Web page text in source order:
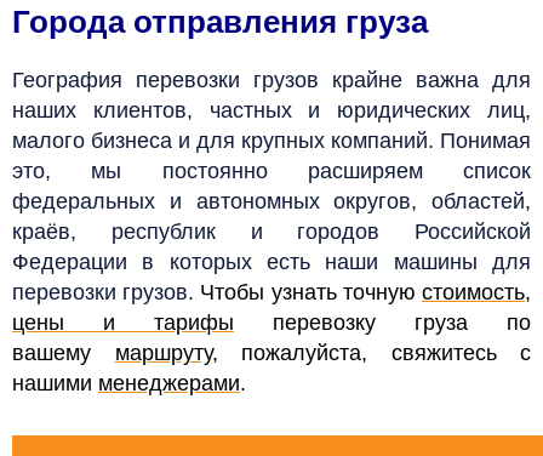
Города отправления груза
География перевозки грузов крайне важна для
наших клиентов, частных и юридических лиц,
малого бизнеса и для крупных компаний. Понимая
это, мы постоянно расширяем список
федеральных и автономных округов, областей,
краёв, республик и городов Российской
Федерации в которых есть наши машины для
перевозки грузов. Чтобы узнать точнуюстоимость,
цены и тарифы перевозку груза по
вашему маршруту, пожалуйста, свяжитесь с
нашими менеджерами.